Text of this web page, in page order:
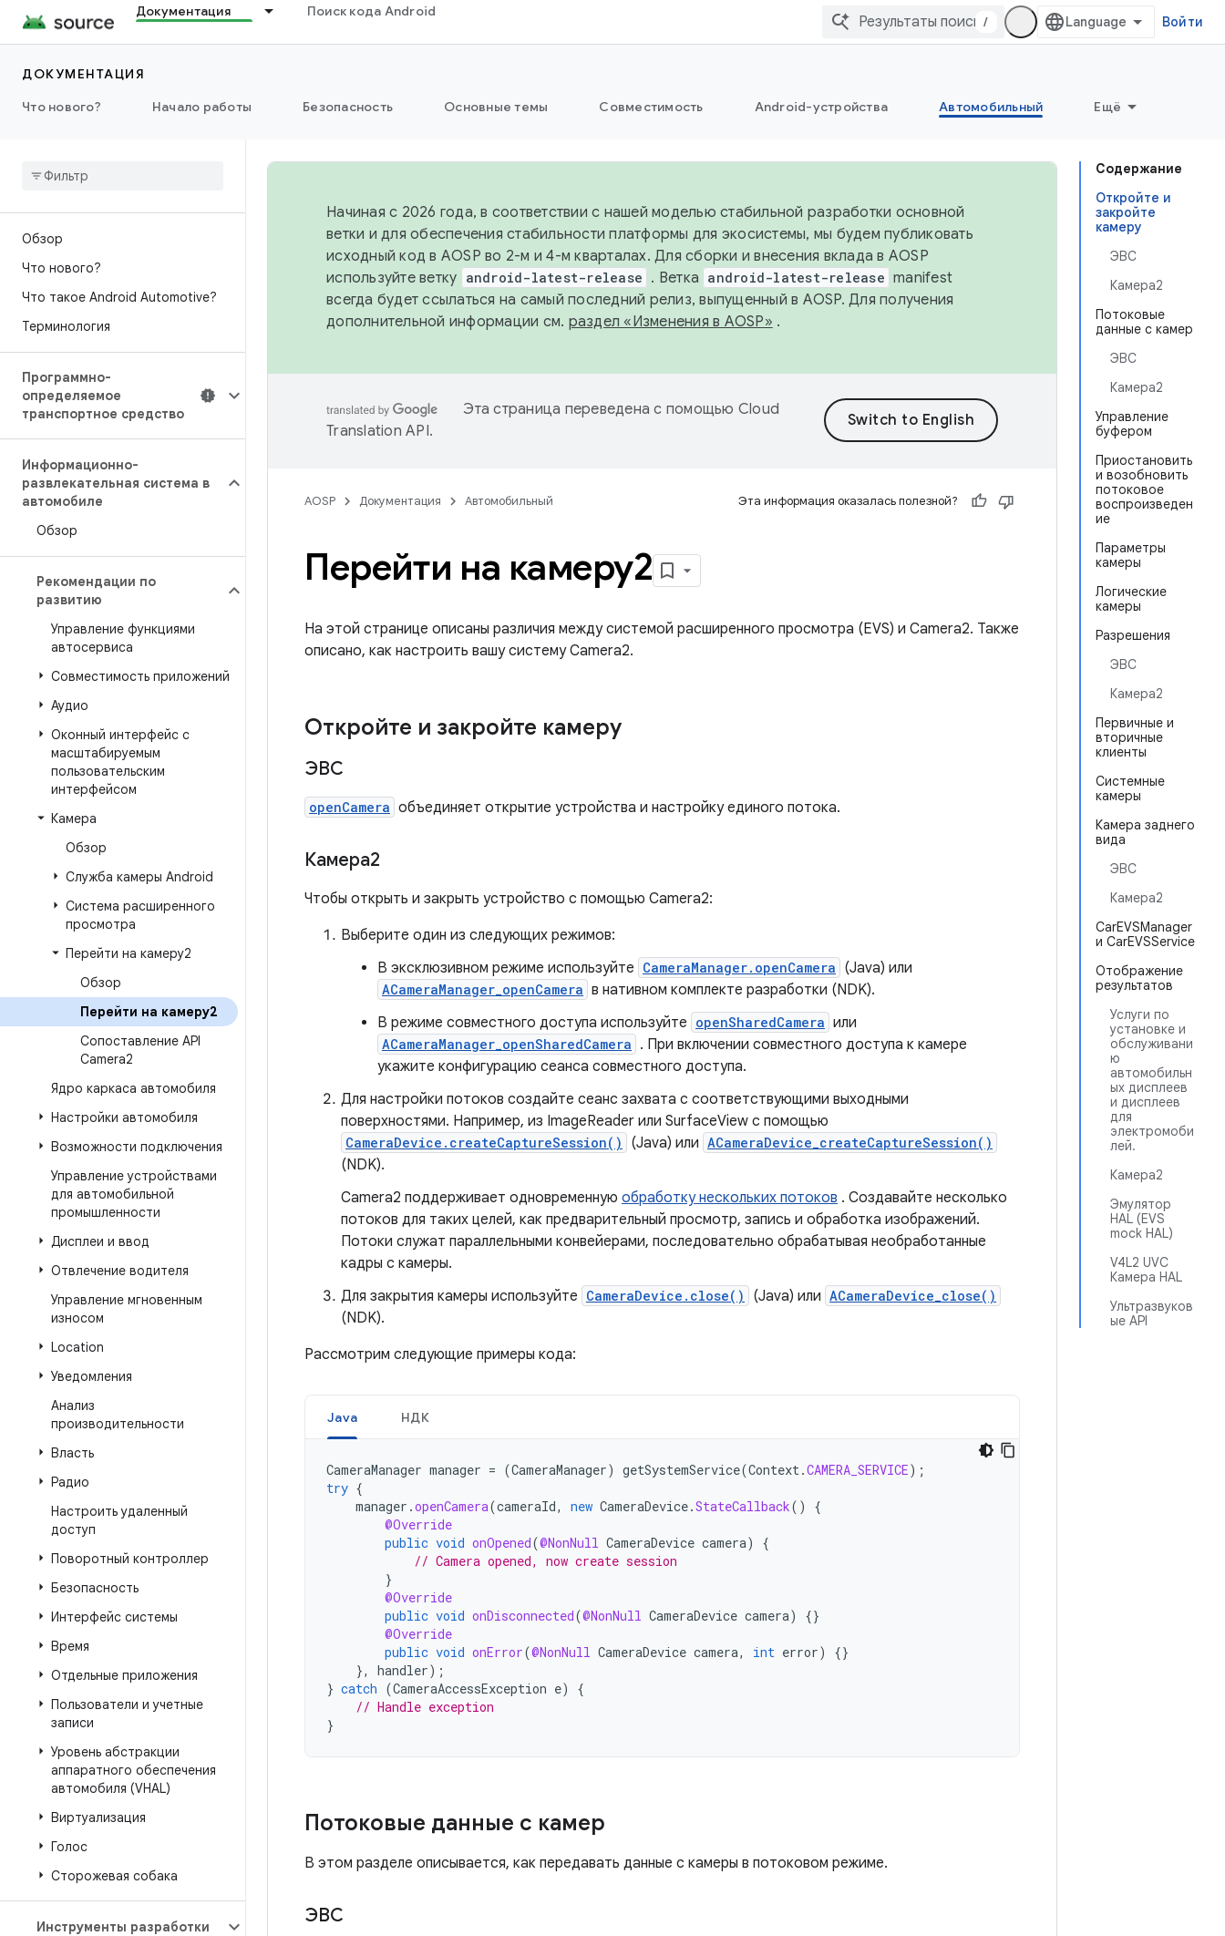
Документация Поиск кода Android
/ Войти
ДОКУМЕНТАЦИЯ
Что нового?
Начало работы Безопасность Основные темы Совместимость Android-устройства Автомобильный Ещё
Обзор
Что нового?
Что такое Android Automotive?
Терминология
Программно-
определяемое
транспортное средство
Информационно-
развлекательная система в
автомобиле
Обзор
Рекомендации по
развитию
Управление функциями
автосервиса
Совместимость приложений
Аудио
Оконный интерфейс с
масштабируемым
пользовательским
интерфейсом
Камера
Обзор
Служба камеры Android
Система расширенного
просмотра
Перейти на камеру2
Обзор
Перейти на камеру2
Сопоставление API
Camera2
Ядро каркаса автомобиля
Настройки автомобиля
Возможности подключения
Управление устройствами
для автомобильной
промышленности
Дисплеи и ввод
Отвлечение водителя
Управление мгновенным
износом
Location
Уведомления
Анализ
производительности
Власть
Радио
Настроить удаленный
доступ
Поворотный контроллер
Безопасность
Интерфейс системы
Время
Отдельные приложения
Пользователи и учетные
записи
Уровень абстракции
аппаратного обеспечения
автомобиля (VHAL)
Виртуализация
Голос
Сторожевая собака
Инструменты разработки
Содержание
Откройте и
закройте
камеру
ЭВС
Камера2
Потоковые
данные с камер
ЭВС
Камера2
Управление
буфером
Приостановить
и возобновить
потоковое
воспроизведен
ие
Параметры
камеры
Логические
камеры
Разрешения
ЭВС
Камера2
Первичные и
вторичные
клиенты
Системные
камеры
Камера заднего
вида
ЭВС
Камера2
CarEVSManager
и CarEVSService
Отображение
результатов
Услуги по
установке и
обслуживани
ю
автомобильн
ых дисплеев
и дисплеев
для
электромоби
лей.
Камера2
Эмулятор
HAL (EVS
mock HAL)
V4L2 UVC
Камера HAL
Ультразвуков
ые API
Начиная с 2026 года, в соответствии с нашей моделью стабильной разработки основной
ветки и для обеспечения стабильности платформы для экосистемы, мы будем публиковать
исходный код в AOSP во 2-м и 4-м кварталах. Для сборки и внесения вклада в AOSP
используйте ветку android-latest-release . Ветка android-latest-release manifest
всегда будет ссылаться на самый последний релиз, выпущенный в AOSP. Для получения
дополнительной информации см. раздел «Изменения в AOSP» .
Эта страница переведена с помощью Cloud
Translation API.
AOSP Документация Автомобильный Эта информация оказалась полезной?
Перейти на камеру2
На этой странице описаны различия между системой расширенного просмотра (EVS) и Camera2. Также
описано, как настроить вашу систему Camera2.
Откройте и закройте камеру
ЭВС
openCamera объединяет открытие устройства и настройку единого потока.
Камера2
Чтобы открыть и закрыть устройство с помощью Camera2:
Выберите один из следующих режимов:
В эксклюзивном режиме используйте CameraManager.openCamera (Java) или
ACameraManager_openCamera в нативном комплекте разработки (NDK).
В режиме совместного доступа используйте openSharedCamera или
ACameraManager_openSharedCamera . При включении совместного доступа к камере
укажите конфигурацию сеанса совместного доступа.
Для настройки потоков создайте сеанс захвата с соответствующими выходными
поверхностями. Например, из ImageReader или SurfaceView с помощью
CameraDevice.createCaptureSession() (Java) или ACameraDevice_createCaptureSession()
(NDK).
Camera2 поддерживает одновременную обработку нескольких потоков . Создавайте несколько
потоков для таких целей, как предварительный просмотр, запись и обработка изображений.
Потоки служат параллельными конвейерами, последовательно обрабатывая необработанные
кадры с камеры.
Для закрытия камеры используйте CameraDevice.close() (Java) или ACameraDevice_close()
(NDK).
Рассмотрим следующие примеры кода:
Java НДК
CameraManager manager = (CameraManager) getSystemService(Context.CAMERA_SERVICE);
try {
manager .openCamera(cameraId, new CameraDevice.StateCallback()
{
@Override
public void onOpened(@NonNull CameraDevice camera)
{
// Camera opened, now create session
}
@Override
public void onDisconnected(@NonNull CameraDevice camera)
{}
@Override
public void onError(@NonNull CameraDevice camera, int error)
{}
},
handler);
} catch (CameraAccessException e)
{
// Handle exception
}
Потоковые данные с камер
В этом разделе описывается, как передавать данные с камеры в потоковом режиме.
ЭВС